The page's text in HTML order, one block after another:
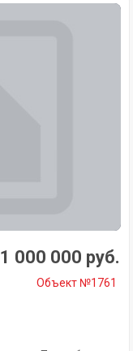
1 000 000 руб.
Объект №1761